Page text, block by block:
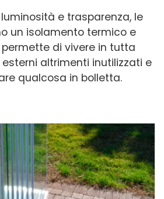
e trasparenza, le
un isolamento termico e
di vivere in tutta
altrimenti inutilizzati e
qualcosa in bolletta.